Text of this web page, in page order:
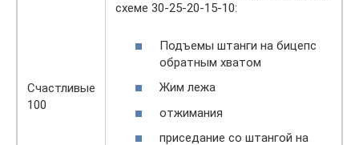
Счастливые
100
схеме 30-25-20-15-10:
Подъемы штанги на бицепс
обратным хватом
Жим лежа
отжимания
приседание со штангой на